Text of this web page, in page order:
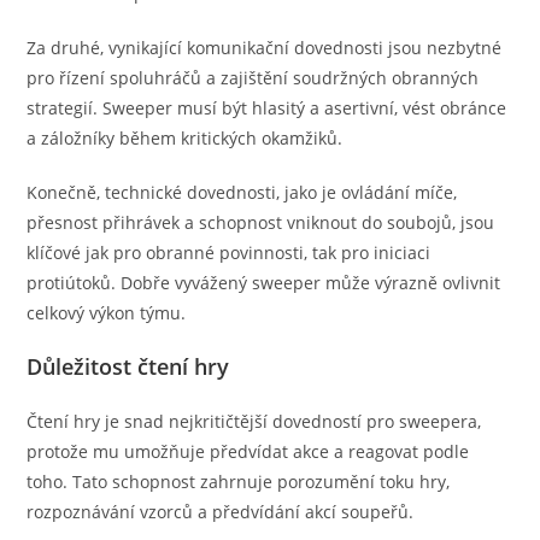
Za druhé, vynikající komunikační dovednosti jsou nezbytné
pro řízení spoluhráčů a zajištění soudržných obranných
strategií. Sweeper musí být hlasitý a asertivní, vést obránce
a záložníky během kritických okamžiků.
Konečně, technické dovednosti, jako je ovládání míče,
přesnost přihrávek a schopnost vniknout do soubojů, jsou
klíčové jak pro obranné povinnosti, tak pro iniciaci
protiútoků. Dobře vyvážený sweeper může výrazně ovlivnit
celkový výkon týmu.
Důležitost čtení hry
Čtení hry je snad nejkritičtější dovedností pro sweepera,
protože mu umožňuje předvídat akce a reagovat podle
toho. Tato schopnost zahrnuje porozumění toku hry,
rozpoznávání vzorců a předvídání akcí soupeřů.